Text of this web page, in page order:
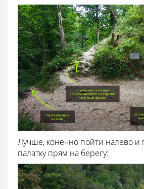
Лучше, конечно пойти налево и
палатку прям на берегу: